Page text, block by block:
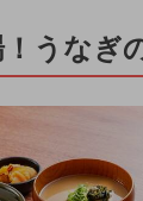
うなぎ